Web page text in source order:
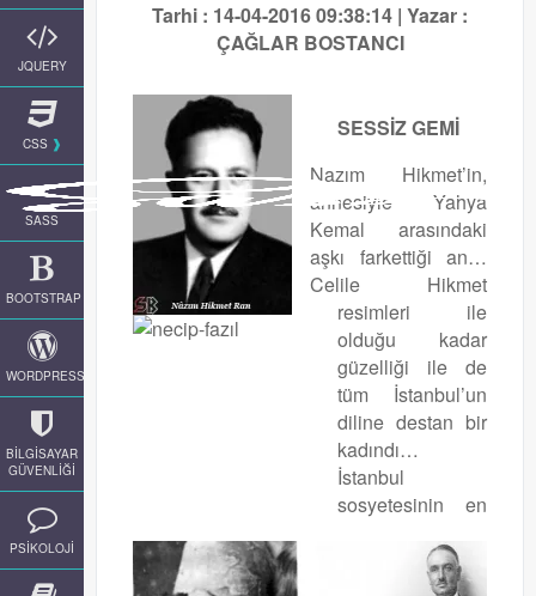
JQUERY
CSS
SASS
BOOTSTRAP
WORDPRESS
BİLGİSAYAR
GÜVENLİĞİ
PSİKOLOJİ
Tarhi : 14-04-2016 09:38:14 | Yazar :
ÇAĞLAR BOSTANCI
SESSİZ GEMİ
Nazım Hikmet’in,
annesiyle Yahya
Kemal arasındaki
aşkı farkettiği an…
Celile Hikmet
resimleri ile
olduğu kadar
güzelliği ile de
tüm İstanbul’un
diline destan bir
kadındı…
İstanbul
sosyetesinin en